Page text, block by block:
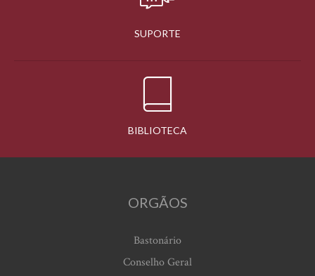
SUPORTE
BIBLIOTECA
ORGÃOS
Bastonário
Conselho Geral